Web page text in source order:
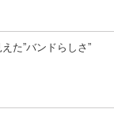
た”バンドらしさ”